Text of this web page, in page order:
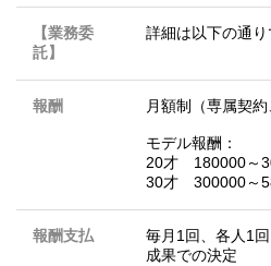
【業務委
託】
詳細は以下の通り
報酬 月額制（専属契約
モデル報酬：
20才 180000～
30才 300000～
報酬支払
毎月1回、各人1回
成果での決定